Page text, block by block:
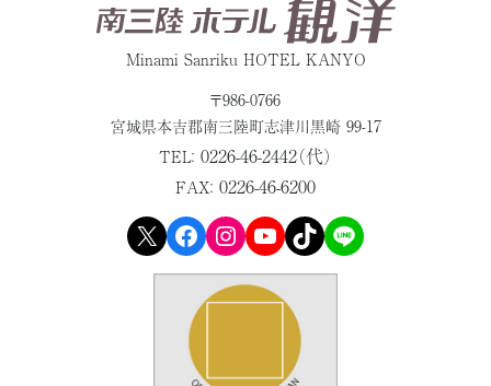
Minami Sanriku HOTEL KANYO
〒986-0766
宮城県本吉郡南三陸町志津川黒崎 99-17
TEL： 0226-46-2442（代）
FAX： 0226-46-6200
X Facebook Instagram YouTube TikTok LINE